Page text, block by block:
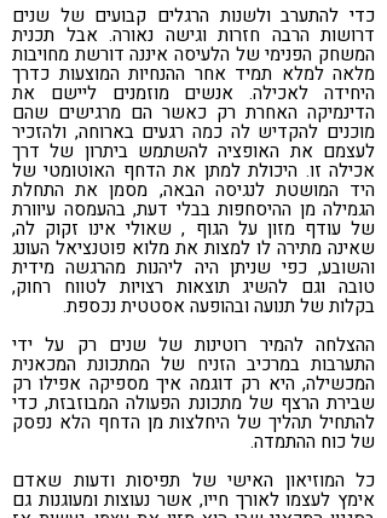
כדי להתערב ולשנות הרגלים קבועים של שנים
דרושות הרבה חזרות וגישה נאורה. אבל תכנית
המשחק הפנימי של הלעיסה איננה דורשת מחויבות
מלאה למלא תמיד אחר ההנחיות המוצעות כדרך
היחידה לאכילה. אנשים מוזמנים ליישם את
הדינמיקה האחרת רק כאשר הם מרגישים שהם
מוכנים להקדיש לה כמה רגעים בארוחה, ולהזכיר
לעצמם את האופציה להשתמש ביתרון של דרך
אכילה זו. היכולת למתן את הדחף האוטומטי של
היד המושטת לנגיסה הבאה, מסמן את התחלת
הגמילה מן ההיסחפות בבלי דעת, בהעמסה עיוורת
של עודף מזון על הגוף , שאולי אינו זקוק לה,
שאינה מתירה לו למצות את מלוא פוטנציאל העונג
והשובע, כפי שניתן היה ליהנות מהרגשה מידית
טובה וגם להשיג תוצאות רצויות לטווח רחוק,
בקלות של תנועה ובהופעה אסטטית נכספת.
ההצלחה להמיר רוטינות של שנים רק על ידי
התערבות במרכיב הזניח של המתכונת המכאנית
המכשילה, היא רק דוגמה איך מספיקה אפילו רק
שבירת הרצף של מתכונת הפעולה המבוזבזת, כדי
להתחיל תהליך של היחלצות מן הדחף הלא נפסק
של כוח ההתמדה.
כל המוזיאון האישי של תפיסות ודעות שאדם
אימץ לעצמו לאורך חייו, אשר נעוצות ומעוגנות גם